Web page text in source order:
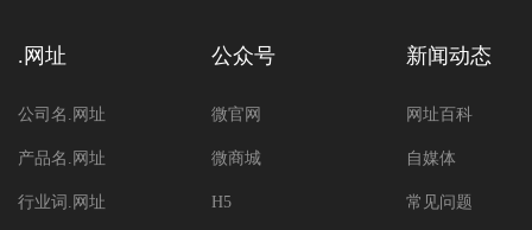
.网址
公司名.网址
产品名.网址
行业词.网址
公众号
微官网
微商城
H5
新闻动态
网址百科
自媒体
常见问题